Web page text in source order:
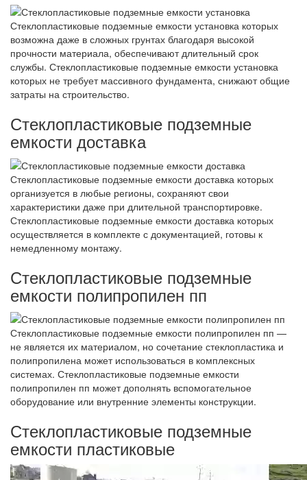
Стеклопластиковые подземные емкости установка которых
возможна даже в сложных грунтах благодаря высокой
прочности материала, обеспечивают длительный срок
службы. Стеклопластиковые подземные емкости установка
которых не требует массивного фундамента, снижают общие
затраты на строительство.
Стеклопластиковые подземные
емкости доставка
Стеклопластиковые подземные емкости доставка которых
организуется в любые регионы, сохраняют свои
характеристики даже при длительной транспортировке.
Стеклопластиковые подземные емкости доставка которых
осуществляется в комплекте с документацией, готовы к
немедленному монтажу.
Стеклопластиковые подземные
емкости полипропилен пп
Стеклопластиковые подземные емкости полипропилен пп —
не является их материалом, но сочетание стеклопластика и
полипропилена может использоваться в комплексных
системах. Стеклопластиковые подземные емкости
полипропилен пп может дополнять вспомогательное
оборудование или внутренние элементы конструкции.
Стеклопластиковые подземные
емкости пластиковые